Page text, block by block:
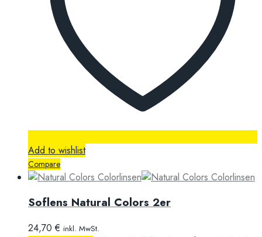
Add to wishlist
Compare
Soflens Natural Colors 2er
24,70€ inkl. MwSt.